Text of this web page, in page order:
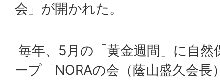
会」が開かれた。
毎年、5月の「黄金週間」に自
ープ「NORAの会（蔭山盛久会長